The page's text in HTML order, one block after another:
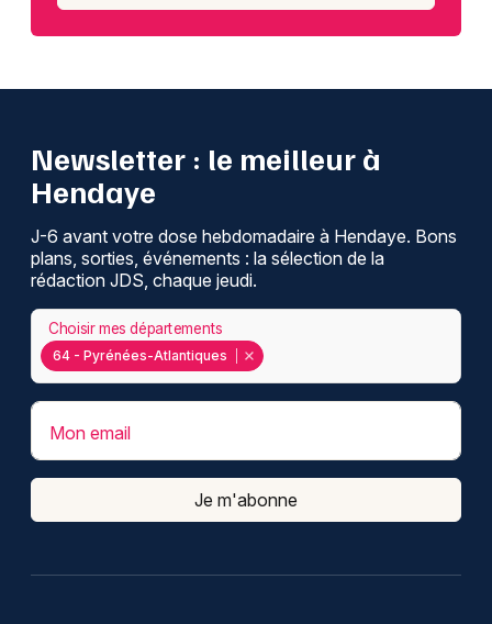
Newsletter : le meilleur à
Hendaye
J-6 avant votre dose hebdomadaire à Hendaye. Bons
plans, sorties, événements : la sélection de la
rédaction JDS, chaque jeudi.
64 - Pyrénées-Atlantiques
Choisir mes départements
Mon email
Je m'abonne